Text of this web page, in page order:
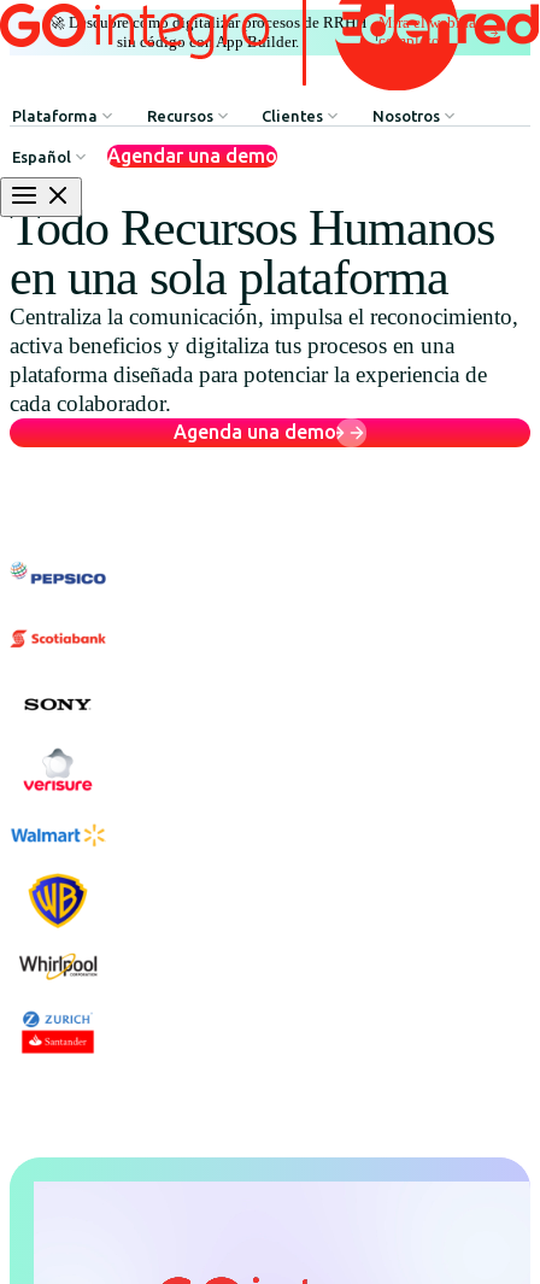
🚀 Descubre cómo digitalizar procesos de RRHH
sin código con App Builder.
|
Mira el webinar
completo
Plataforma
Comunicación Interna
Procesos de Recursos Humanos
Reconocimientos & Premios
Beneficios & Bienestar
Red de Descuentos
Agente de Recursos Humanos
Recursos
Employee Experience Awards
Casos de Éxito
Webinars
Blog
Descarga de Recursos
Clientes
Casos de Éxito
Nosotros
Equipo de Liderazgo
Español
Argentina
Brasil
Chile
Colombia
English
Agendar una demo
Todo Recursos Humanos
en una sola plataforma
Centraliza la comunicación, impulsa el reconocimiento,
activa beneficios y digitaliza tus procesos en una
plataforma diseñada para potenciar la experiencia de
cada colaborador.
Agenda una demo